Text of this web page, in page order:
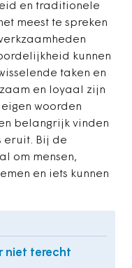
en traditionele
meest te spreken
kunnen
taken en
en loyaal zijn
woorden
belangrijk vinden
eruit. Bij de
om mensen,
en iets kunnen
niet terecht